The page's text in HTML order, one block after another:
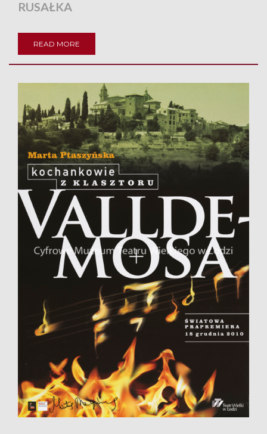
RUSAŁKA
READ MORE